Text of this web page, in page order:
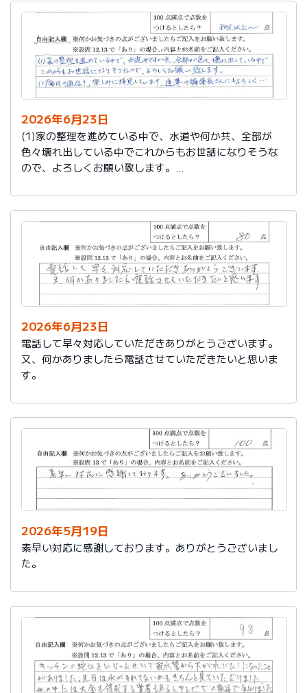
2026年6月23日
(1)家の整理を進めている中で、水道や何か共、全部が
色々壊れ出している中でこれからもお世話になりそうな
ので、よろしくお願い致します。
集長さんにもよろしく…
2026年6月23日
電話して早々対応していただきありがとうございます。
又、何かありましたら電話させていただきたいと思いま
す。
2026年5月19日
素早い対応に感謝しております。ありがとうございまし
た。